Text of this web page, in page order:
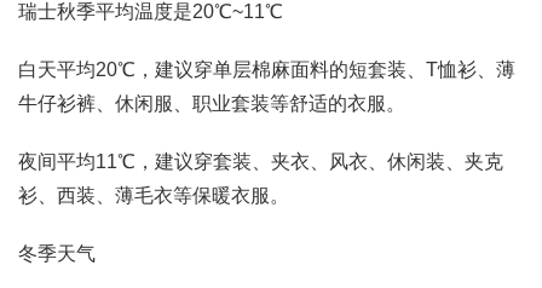
瑞士秋季平均温度是20℃~11℃
白天平均20℃，建议穿单层棉麻面料的短套装、T恤衫、薄
牛仔衫裤、休闲服、职业套装等舒适的衣服。
夜间平均11℃，建议穿套装、夹衣、风衣、休闲装、夹克
衫、西装、薄毛衣等保暖衣服。
冬季天气